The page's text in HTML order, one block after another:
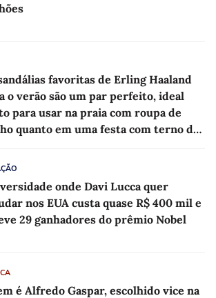
favoritas de Erling Haaland
o verão são um par perfeito, ideal
para usar na praia com roupa de
quanto em uma festa com terno de
onde Davi Lucca quer
nos EUA custa quase R$ 400 mil e
29 ganhadores do prêmio Nobel
é Alfredo Gaspar, escolhido vice na